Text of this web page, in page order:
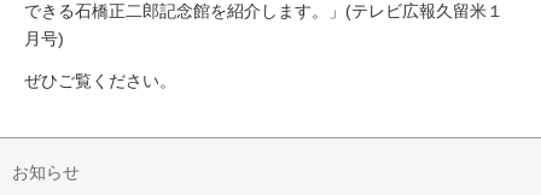
できる石橋正二郎記念館を紹介します。」(テレビ広報久留米１
月号)
ぜひご覧ください。
お知らせ